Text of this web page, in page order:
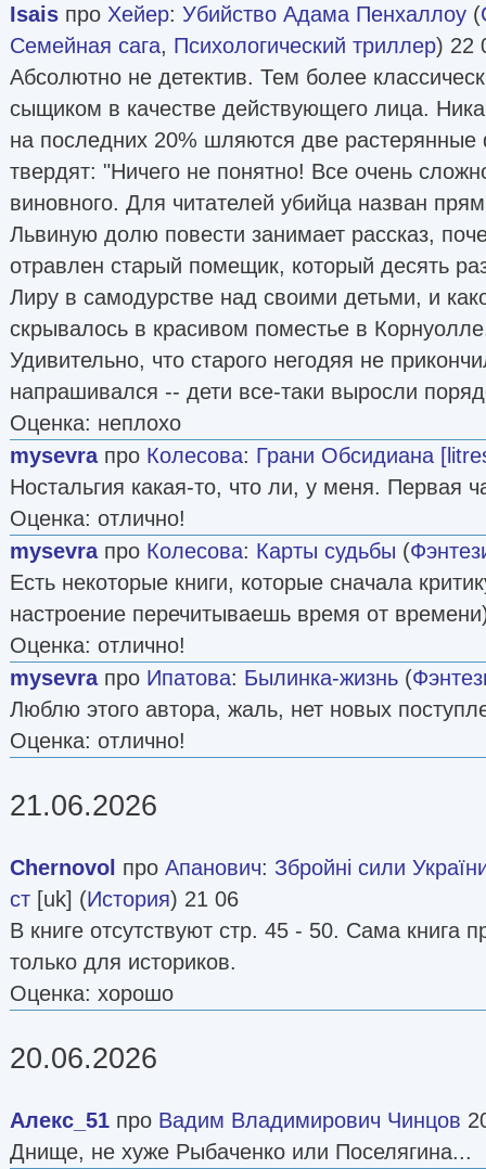
Isais про Хейер: Убийство Адама Пенхаллоу (
Семейная сага, Психологический триллер) 22
Абсолютно не детектив. Тем более
сыщиком в качестве действующего лица.
на последних 20% шляются две
твердят: "Ничего не понятно! Все очень
виновного. Для читателей убийца назван
Львиную долю повести занимает рассказ,
отравлен старый помещик, который десять
Лиру в самодурстве над своими детьми, и
скрывалось в красивом поместье в
Удивительно, что старого негодяя не
напрашивался -- дети все-таки выросли
Оценка: неплохо
mysevraпро Колесова: Грани Обсидиана
Ностальгия какая-то, что ли, у меня. Первая
Оценка: отлично!
mysevraпро Колесова: Карты судьбы (
Есть некоторые книги, которые сначала
настроение перечитываешь время от
Оценка: отлично!
mysevraпро Ипатова: Былинка-жизнь (
Люблю этого автора, жаль, нет новых
Оценка: отлично!
21.06.2026
Chernovol про Апанович: Збройні сили
ст [uk] (История) 21 06
В книге отсутствуют стр. 45 - 50. Сама книга
только для историков.
Оценка: хорошо
20.06.2026
Алекс_51 про Вадим Владимирович Чинцов
Днище, не хуже Рыбаченко или Поселягина...